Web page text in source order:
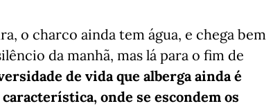
o charco ainda tem água, e chega bem
da manhã, mas lá para o fim de
de vida que alberga ainda é
onde se escondem os